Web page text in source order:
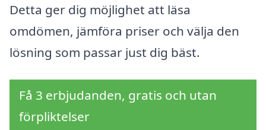
Detta ger dig möjlighet att läsa
omdömen, jämföra priser och välja den
lösning som passar just dig bäst.
Få 3 erbjudanden, gratis och utan
förpliktelser